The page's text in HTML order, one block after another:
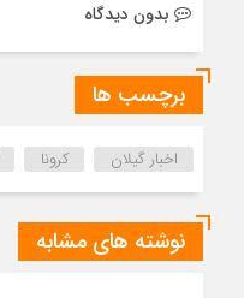
بدون دیدگاه
برچسب ها
اخبار گیلان کرونا
نوشته های مشابه